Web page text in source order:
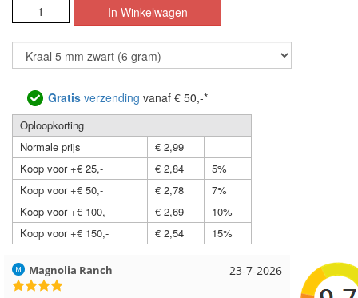
Gratis verzending vanaf € 50,-*
Oploopkorting
Normale prijs
€ 2,99
Koop voor +€ 25,-
€ 2,84
5%
Koop voor +€ 50,-
€ 2,78
7%
Koop voor +€ 100,-
€ 2,69
10%
Koop voor +€ 150,-
€ 2,54 15%
23-7-2026 17-7-
Hilde uit Loyers